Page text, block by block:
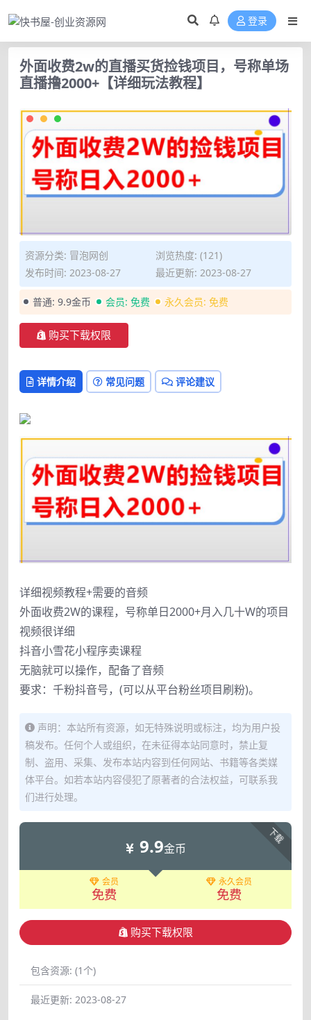
登录
外面收费2w的直播买货捡钱项目，号称单场
直播撸2000+【详细玩法教程】
资源分类: 冒泡网创
浏览热度: (121)
发布时间: 2023-08-27
最近更新: 2023-08-27
普通: 9.9金币 会员: 免费 永久会员: 免费
购买下载权限
详情介绍 常见问题 评论建议
详细视频教程+需要的音频
外面收费2W的课程，号称单日2000+月入几十W的项目
视频很详细
抖音小雪花小程序卖课程
无脑就可以操作，配备了音频
要求：千粉抖音号，(可以从平台粉丝项目刷粉)。
声明：本站所有资源，如无特殊说明或标注，均为用户投
稿发布。任何个人或组织，在未征得本站同意时，禁止复
制、盗用、采集、发布本站内容到任何网站、书籍等各类媒
体平台。如若本站内容侵犯了原著者的合法权益，可联系我
们进行处理。
下载
9.9金币
会员
免费
永久会员
免费
购买下载权限
包含资源: (1个)
最近更新: 2023-08-27